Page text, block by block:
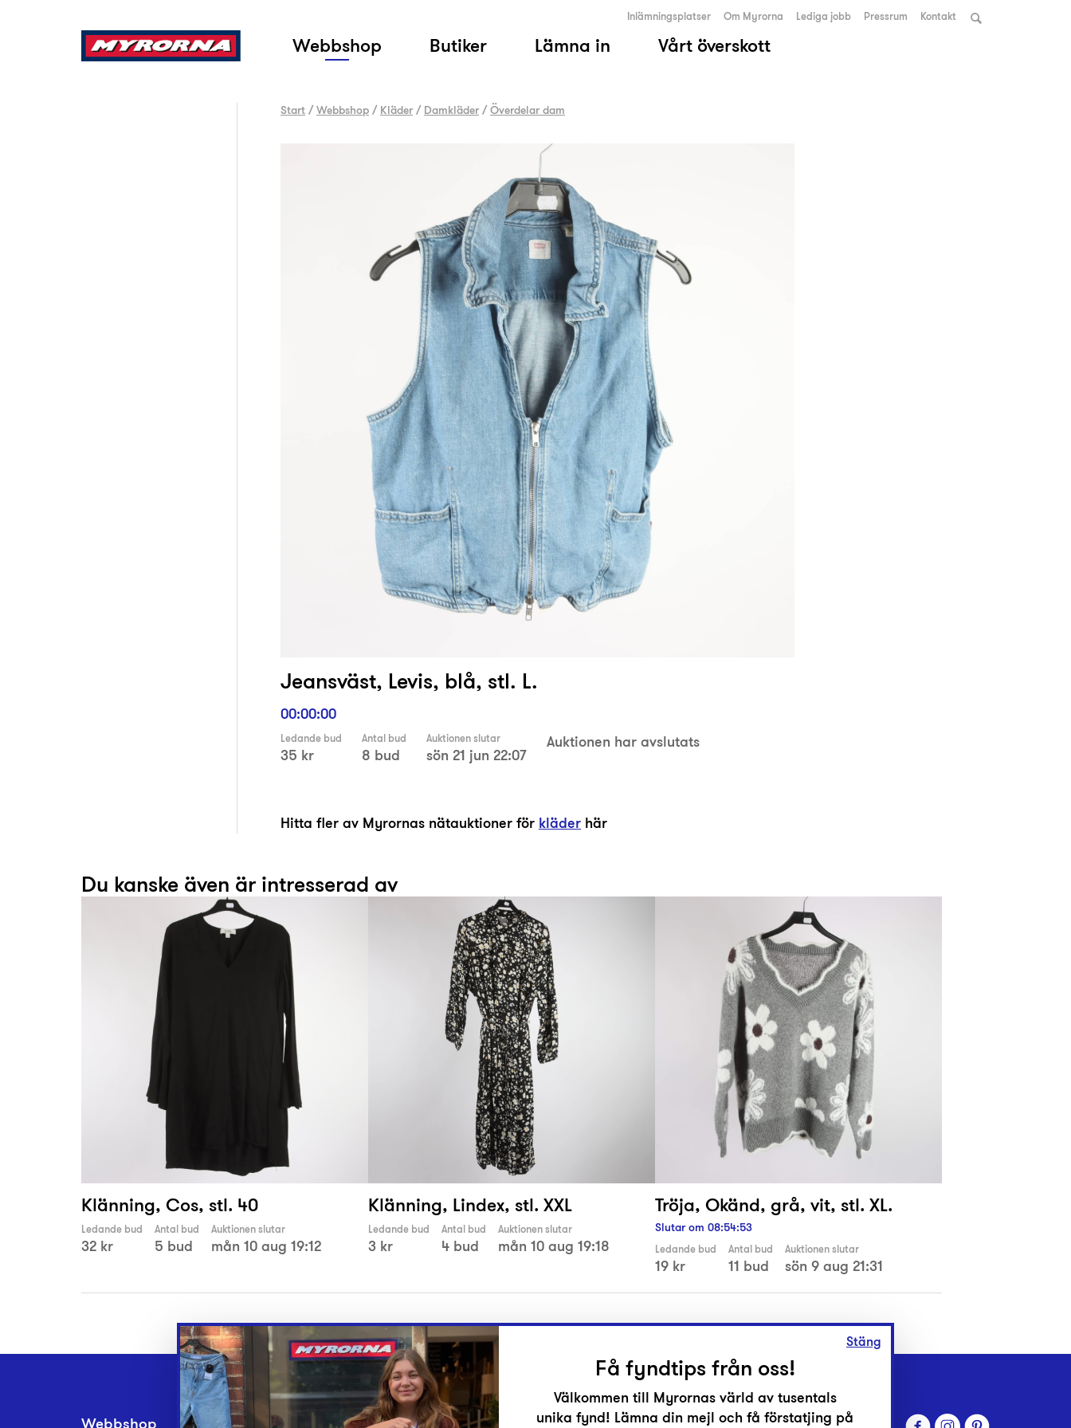
Webbshop Butiker Lämna in Vårt överskott
Inlämningsplatser Om Myrorna Lediga jobb Pressrum Kontakt
Start /Webbshop / Kläder / Damkläder /Överdelar dam
Jeansväst, Levis, blå, stl. L.
00:00:00
Ledande bud
35 kr
Antal bud
8 bud
Auktionen slutar
sön 21 jun 22:07
Auktionen har avslutats
Hitta fler av Myrornas nätauktioner för kläder här
Du kanske även är intresserad av
Klänning, Cos, stl. 40
Ledande bud
32 kr
Antal bud
5 bud
Auktionen slutar
mån 10 aug 19:12
Klänning, Lindex, stl. XXL
Ledande bud
3 kr
Antal bud
4 bud
Auktionen slutar
mån 10 aug 19:18
Tröja, Okänd, grå, vit, stl. XL.
Slutar om 08:54:52
Ledande bud
19 kr
Antal bud
11 bud
Auktionen slutar
sön 9 aug 21:31
Stäng
Få fyndtips från oss!
Välkommen till Myrornas värld av tusentals
unika fynd! Lämna din mejl och få förstatjing på